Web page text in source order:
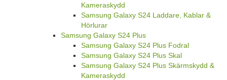
Kameraskydd
Samsung Galaxy S24 Laddare, Kablar &
Hörlurar
Samsung Galaxy S24 Plus
Samsung Galaxy S24 Plus Fodral
Samsung Galaxy S24 Plus Skal
Samsung Galaxy S24 Plus Skärmskydd &
Kameraskydd